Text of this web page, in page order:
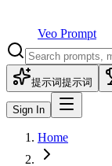
Veo Prompt
提示词提示词
Sign In
Home